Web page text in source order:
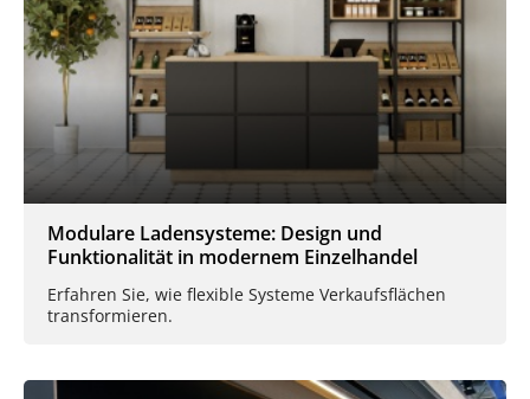
Modulare Ladensysteme: Design und
Funktionalität in modernem Einzelhandel
Erfahren Sie, wie flexible Systeme Verkaufsflächen
transformieren.